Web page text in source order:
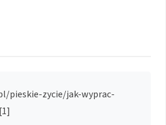
pieskie-zycie/jak-wyprac-